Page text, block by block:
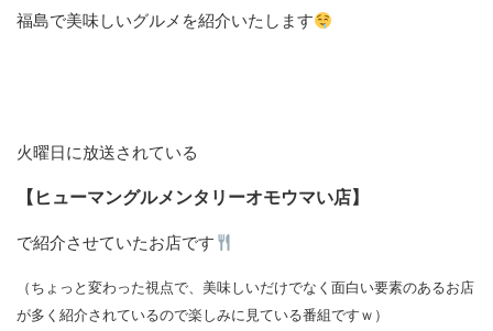
福島で美味しいグルメを紹介いたします
火曜日に放送されている
【ヒューマングルメンタリーオモウマい店】
で紹介させていたお店です
（ちょっと変わった視点で、美味しいだけでなく面白い要素のあるお店
が多く紹介されているので楽しみに見ている番組ですｗ）